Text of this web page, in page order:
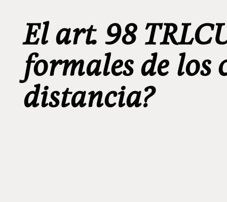
El art. 98
formales de los
distancia?